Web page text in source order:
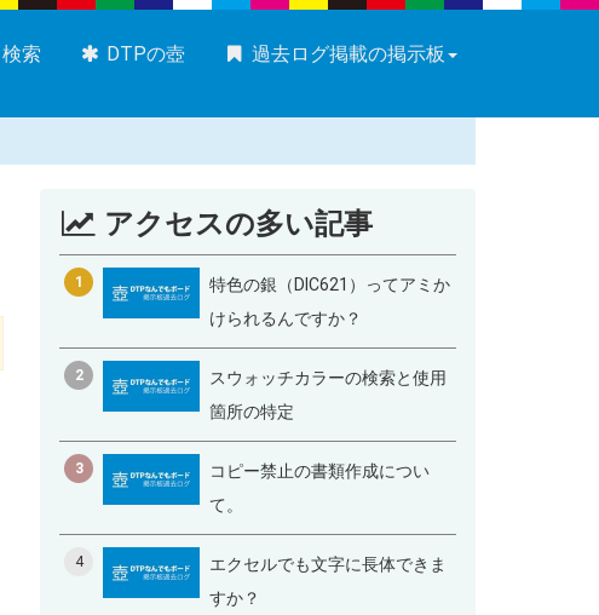
検索 DTPの壺 過去ログ掲載の掲示板
アクセスの多い記事
1
特色の銀（DIC621）ってアミか
けられるんですか？
2
スウォッチカラーの検索と使用
箇所の特定
3
コピー禁止の書類作成につい
て。
4
エクセルでも文字に長体できま
すか？